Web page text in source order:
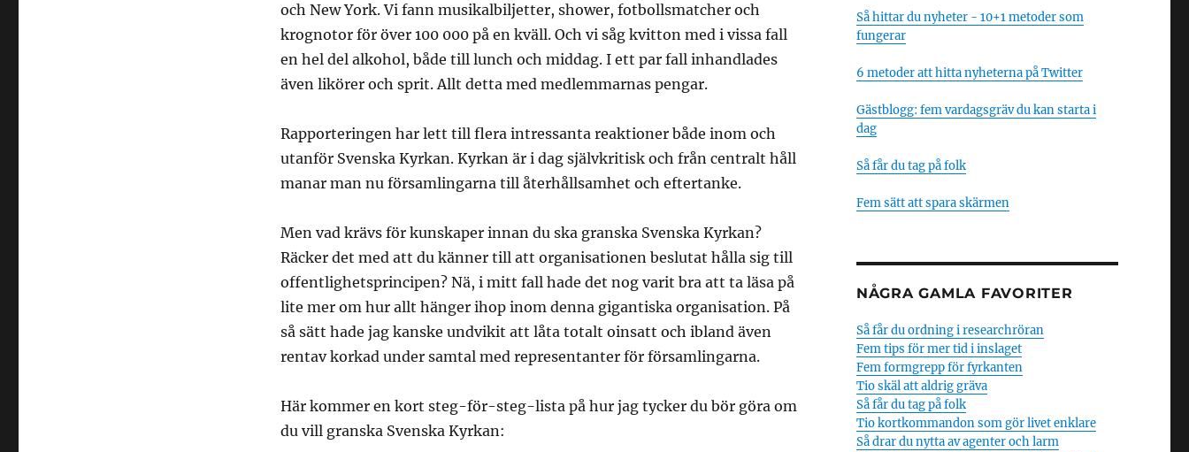
och New York. Vi fann musikalbiljetter, shower, fotbollsmatcher och
krognotor för över 100 000 på en kväll. Och vi såg kvitton med i vissa fall
en hel del alkohol, både till lunch och middag. I ett par fall inhandlades
även likörer och sprit. Allt detta med medlemmarnas pengar.
Rapporteringen har lett till flera intressanta reaktioner både inom och
utanför Svenska Kyrkan. Kyrkan är i dag självkritisk och från centralt håll
manar man nu församlingarna till återhållsamhet och eftertanke.
Men vad krävs för kunskaper innan du ska granska Svenska Kyrkan?
Räcker det med att du känner till att organisationen beslutat hålla sig till
offentlighetsprincipen? Nä, i mitt fall hade det nog varit bra att ta läsa på
lite mer om hur allt hänger ihop inom denna gigantiska organisation. På
så sätt hade jag kanske undvikit att låta totalt oinsatt och ibland även
rentav korkad under samtal med representanter för församlingarna.
Här kommer en kort steg-för-steg-lista på hur jag tycker du bör göra om
du vill granska Svenska Kyrkan:
Så hittar du nyheter - 10+1 metoder som
fungerar
6 metoder att hitta nyheterna på Twitter
Gästblogg: fem vardagsgräv du kan starta i
dag
Så får du tag på folk
Fem sätt att spara skärmen
NÅGRA GAMLA FAVORITER
Så får du ordning i researchröran
Fem tips för mer tid i inslaget
Fem formgrepp för fyrkanten
Tio skäl att aldrig gräva
Så får du tag på folk
Tio kortkommandon som gör livet enklare
Så drar du nytta av agenter och larm